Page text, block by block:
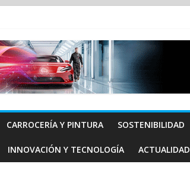
CARROCERÍA Y PINTURA SOSTENIBILIDAD
INNOVACIÓN Y TECNOLOGÍA ACTUALIDAD